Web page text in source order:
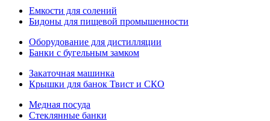
Емкости для солений
Бидоны для пищевой промышенности
Оборудование для дистилляции
Банки с бугельным замком
Закаточная машинка
Крышки для банок Твист и СКО
Медная посуда
Стеклянные банки